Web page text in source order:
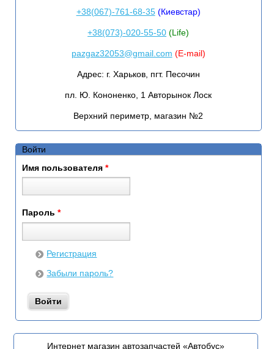
+38(067)-761-68-35(Киевстар)
+38(073)-020-55-50 (Life)
pazgaz32053@gmail.com (E-mail)
Адрес: г. Харьков, пгт. Песочин
пл. Ю. Кононенко, 1 Авторынок Лоск
Верхний периметр, магазин №2
Войти
Имя пользователя *
Пароль *
Регистрация
Забыли пароль?
Интернет магазин автозапчастей «Автобус»